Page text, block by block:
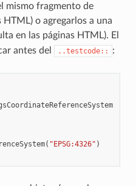
mismo fragmento de
o agregarlos a una
en las páginas HTML). El
antes del ..testcode:: :
( "EPSG:4326" )